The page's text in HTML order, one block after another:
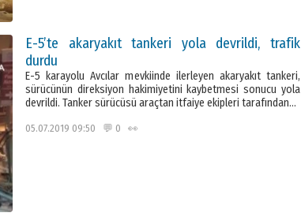
E-5’te akaryakıt tankeri yola devrildi, trafik
durdu
E-5 karayolu Avcılar mevkiinde ilerleyen akaryakıt tankeri,
sürücünün direksiyon hakimiyetini kaybetmesi sonucu yola
devrildi. Tanker sürücüsü araçtan itfaiye ekipleri tarafından…
05.07.2019 09:50 💬 0 👀